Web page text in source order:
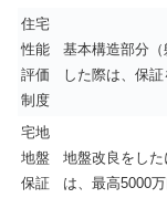
住宅
性能
評価
制度
基本構造部分
した際は、保
宅地
地盤
保証
地盤改良をし
は、最高5000